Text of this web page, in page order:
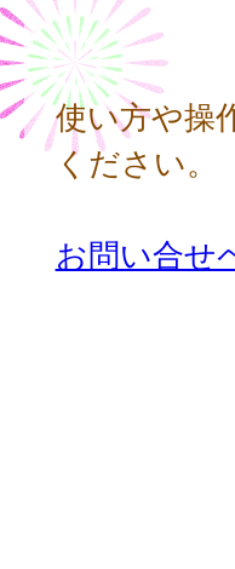
使い方や操
ください。
お問い合せ